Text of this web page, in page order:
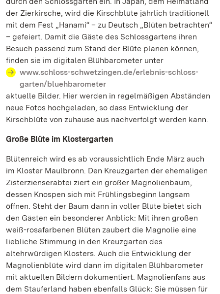
der Zierkirsche, wird die Kirschblüte jährlich traditionell
mit dem Fest „Hanami“ – zu Deutsch „Blüten betrachten“
– gefeiert. Damit die Gäste des Schlossgartens ihren
Besuch passend zum Stand der Blüte planen können,
finden sie im digitalen Blühbarometer unter
www.schloss-schwetzingen.de/erlebnis-schloss-
garten/bluehbarometer
aktuelle Bilder. Hier werden in regelmäßigen Abständen
neue Fotos hochgeladen, so dass Entwicklung der
Kirschblüte von zuhause aus nachverfolgt werden kann.
Große Blüte im Klostergarten
Blütenreich wird es ab voraussichtlich Ende März auch
im Kloster Maulbronn. Den Kreuzgarten der ehemaligen
Zisterzienserabtei ziert ein großer Magnolienbaum,
dessen Knospen sich mit Frühlingsbeginn langsam
öffnen. Steht der Baum dann in voller Blüte bietet sich
den Gästen ein besonderer Anblick: Mit ihren großen
weiß-rosafarbenen Blüten zaubert die Magnolie eine
liebliche Stimmung in den Kreuzgarten des
altehrwürdigen Klosters. Auch die Entwicklung der
Magnolienblüte wird dann im digitalen Blühbarometer
mit aktuellen Bildern dokumentiert. Magnolienfans aus
dem Stauferland haben ebenfalls Glück: Sie müssen für